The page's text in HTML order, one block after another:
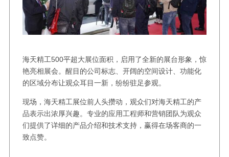
海天精工500平超大展位面积，启用了全新的展台形象，惊
艳亮相展会。醒目的公司标志、开阔的空间设计、功能化
的区域分布让观众耳目一新，纷纷驻足参观。
现场，海天精工展位前人头攒动，观众们对海天精工的产
品表示出浓厚兴趣。专业的应用工程师和营销团队为观众
们提供了详细的产品介绍和技术支持，赢得在场客商的一
致点赞。